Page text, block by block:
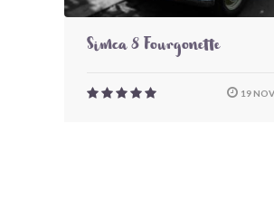
Simca 8 Fourgonette
19